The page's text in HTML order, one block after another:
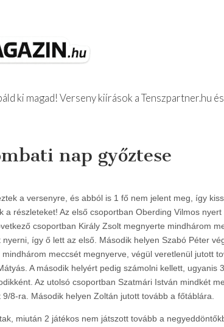
ki magad! Verseny kiírások a Tenszpartner.hu
nap győztese
a versenyre, és abból is 1 fő nem jelent meg, így
a részleteket! Az első csoportban Oberding Vilmos
csoportban Király Zsolt megnyerte mindhárom
így ő lett az első. Második helyen Szabó Péter
meccsét megnyerve, végül veretlenül jutott
A második helyért pedig számolni kellett, ugyanis
Az utolsó csoportban Szatmári István mindkét
8-ra. Második helyen Zoltán jutott tovább a főtáblára.
miután 2 játékos nem játszott tovább a